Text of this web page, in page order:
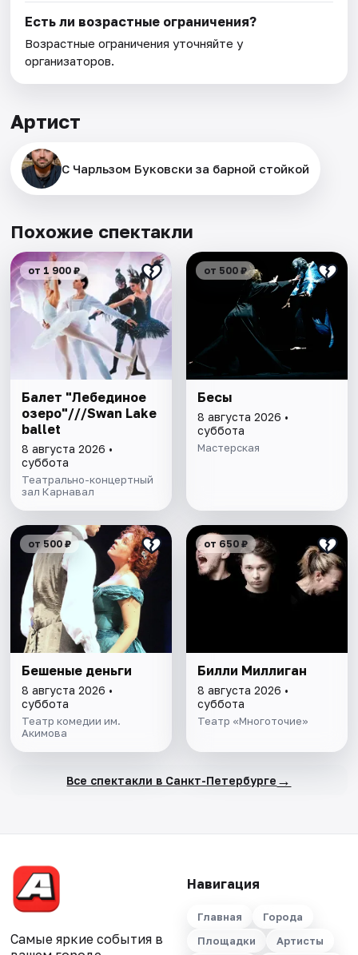
Есть ли возрастные ограничения?
Возрастные ограничения уточняйте у
организаторов.
Артист
С Чарльзом Буковски за барной стойкой
Похожие спектакли
от 1 900 ₽
Балет "Лебединое
озеро"///Swan Lake
ballet
8 августа 2026 •
суббота
Театрально-концертный
зал Карнавал
от 500 ₽
Бесы
8 августа 2026 •
суббота
Мастерская
от 500 ₽
Бешеные деньги
8 августа 2026 •
суббота
Театр комедии им.
Акимова
от 650 ₽
Билли Миллиган
8 августа 2026 •
суббота
Театр «Многоточие»
Все спектакли в Санкт-Петербурге →
Самые яркие события в
Навигация
Главная
Города
Площадки
Артисты